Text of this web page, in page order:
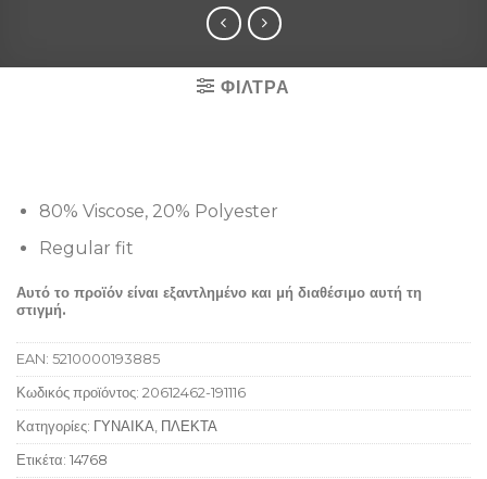
ΦΙΛΤΡΑ
80% Viscose, 20% Polyester
Regular fit
Αυτό το προϊόν είναι εξαντλημένο και μή διαθέσιμο αυτή τη
στιγμή.
EAN: 5210000193885
Κωδικός προϊόντος: 20612462-191116
Κατηγορίες: ΓΥΝΑΙΚΑ ΠΛΕΚΤΑ
Ετικέτα: 14768